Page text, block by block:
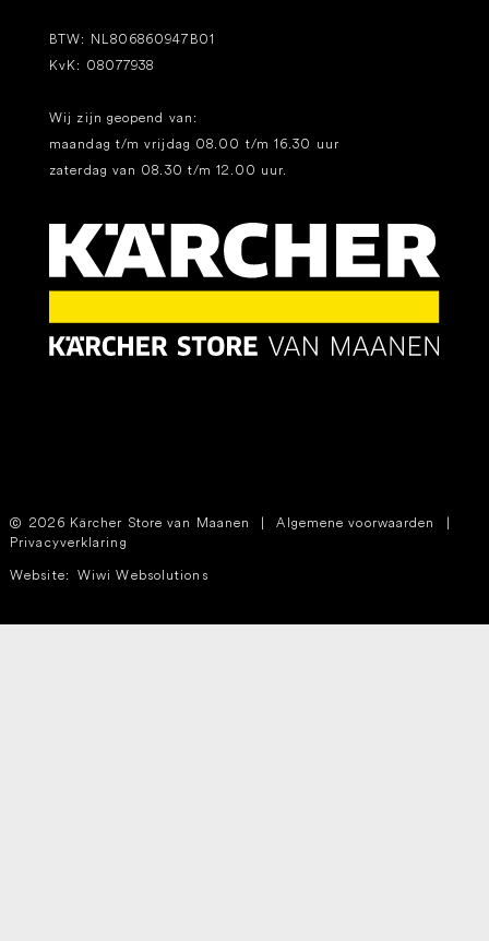
BTW: NL806860947B01
KvK: 08077938
Wij zijn geopend van:
maandag t/m vrijdag 08.00 t/m 16.30 uur
zaterdag van 08.30 t/m 12.00 uur.
2026 Kärcher Store van Maanen | Algemene voorwaarden
|
Privacyverklaring
Website: Wiwi Websolutions